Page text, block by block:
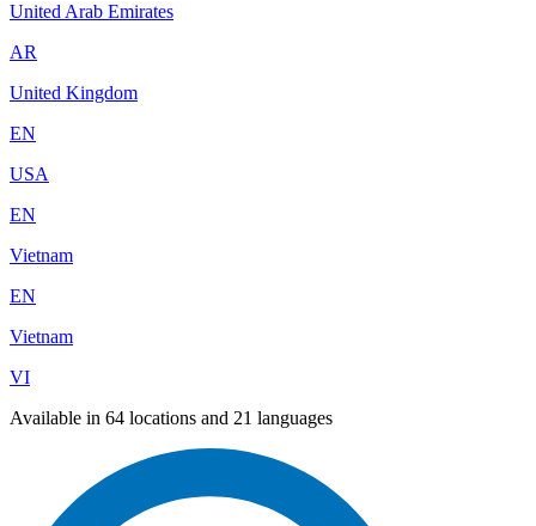
United Arab Emirates
AR
United Kingdom
EN
USA
EN
Vietnam
EN
Vietnam
VI
Available in 64 locations and 21 languages